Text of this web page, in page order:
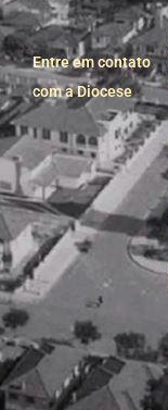
Entre em contato
com a Diocese